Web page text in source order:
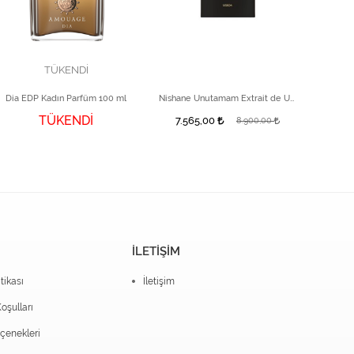
TÜKENDİ
Dia EDP Kadın Parfüm 100 ml
TÜKENDİ 7.565,00 8.900,00
İLETİŞİM
İletişim